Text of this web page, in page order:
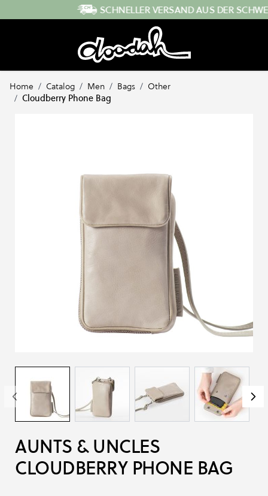
SCHNELLER VERSAND AUS DER SCHWEIZ
Home / Catalog / Men / Bags / Other
/ Cloudberry Phone Bag
AUNTS & UNCLES
CLOUDBERRY PHONE BAG